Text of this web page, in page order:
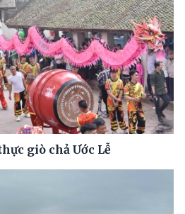
giò chả Ước Lễ